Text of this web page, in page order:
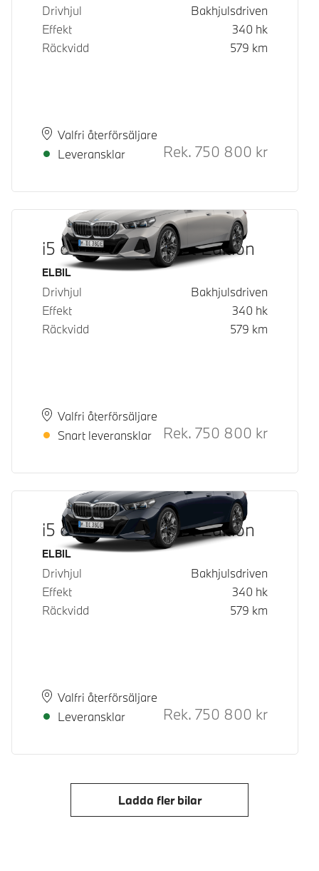
Drivhjul
Bakhjulsdriven
Effekt
340 hk
Räckvidd
579 km
PlatsValfri återförsäljare
Leveranstid
Leveransklar
Rek. ord
Rek. 750 800 kr
i5 eDrive40 M Sport Edition
Bränsle
ELBIL
Drivhjul
Bakhjulsdriven
Effekt
340 hk
Räckvidd
579 km
PlatsValfri återförsäljare
Leveranstid
Snart leveransklar
Rek. ord
Rek. 750 800 kr
i5 eDrive40 M Sport Edition
Bränsle
ELBIL
Drivhjul
Bakhjulsdriven
Effekt
340 hk
Räckvidd
579 km
PlatsValfri återförsäljare
Leveranstid
Leveransklar
Rek. ord
Rek. 750 800 kr
Ladda fler bilar